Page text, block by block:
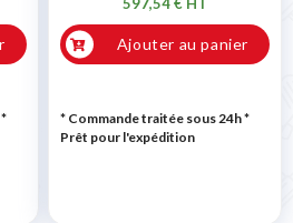
*
Ajouter au panier
* Commande traitée sous 24h*
Prêt pour l'expédition